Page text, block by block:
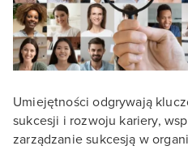
Umiejętności odgrywają
sukcesji i rozwoju kariery,
zarządzanie sukcesją w